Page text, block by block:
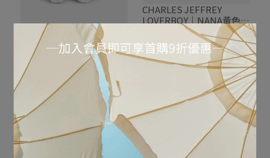
CHARLES JEFFREY
LOVERBOY｜鬥牛犬造型
編織手提包
NT$9,790 NT$19,580
加入購物車
CHARLES JEFFREY
LOVERBOY｜NANA黃色水
桶包（附樂器吊飾）
NT$18,580
加入購物車